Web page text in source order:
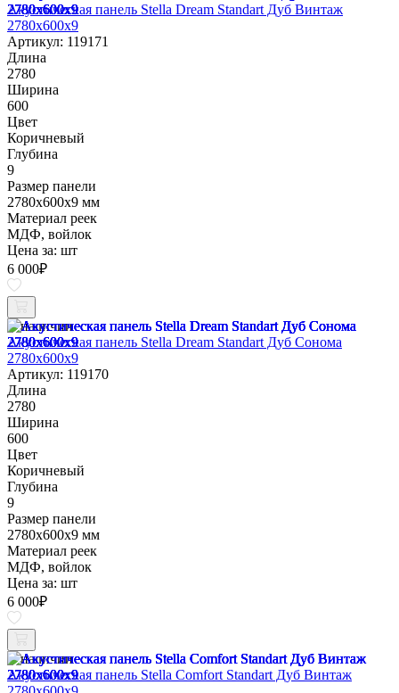
Акустическая панель Stella Dream Standart Дуб Винтаж
2780х600х9
Артикул: 119171
Длина
2780
Ширина
600
Цвет
Коричневый
Глубина
9
Размер панели
2780х600х9 мм
Материал реек
МДФ, войлок
Цена за: шт
6 000₽
В наличии
Акустическая панель Stella Dream Standart Дуб Сонома
2780х600х9
Артикул: 119170
Длина
2780
Ширина
600
Цвет
Коричневый
Глубина
9
Размер панели
2780х600х9 мм
Материал реек
МДФ, войлок
Цена за: шт
6 000₽
В наличии
Акустическая панель Stella Comfort Standart Дуб Винтаж